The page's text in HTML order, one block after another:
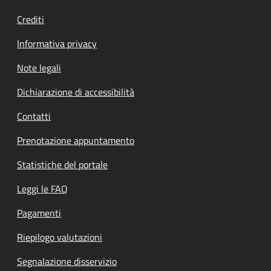
Crediti
Informativa privacy
Note legali
Dichiarazione di accessibilità
Contatti
Prenotazione appuntamento
Statistiche del portale
Leggi le FAQ
Pagamenti
Riepilogo valutazioni
Segnalazione disservizio